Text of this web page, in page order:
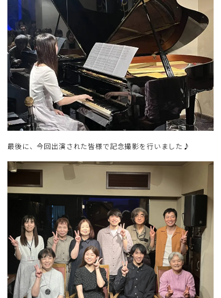
最後に、今回出演された皆様で記念撮影を行いました♪